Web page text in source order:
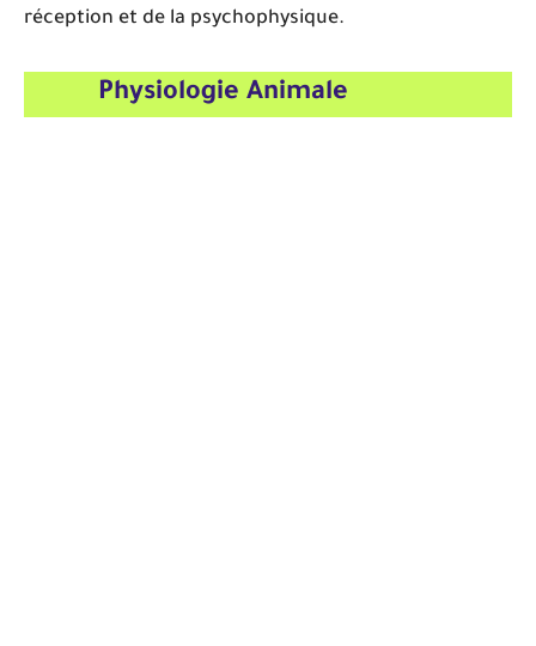
réception et de la psychophysique.
Physiologie Animale